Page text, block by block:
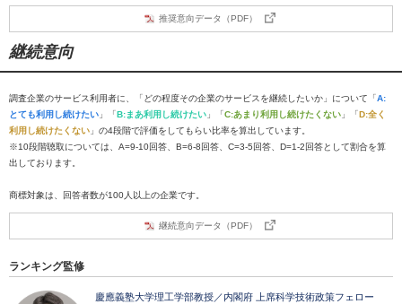
推奨意向データ（PDF）
継続意向
調査企業のサービス利用者に、「どの程度その企業のサービスを継続したいか」について「A:
とても利用し続けたい 」「B:まあ利用し続けたい 」「C:あまり利用し続けたくない 」「D:全く
利用し続けたくない 」の4段階で評価をしてもらい比率を算出しています。
※10段階聴取については、A=9-10回答、B=6-8回答、C=3-5回答、D=1-2回答として割合を算
出しております。
商標対象は、回答者数が100人以上の企業です。
継続意向データ（PDF）
ランキング監修
慶應義塾大学理工学部教授／内閣府 上席科学技術政策フェロー